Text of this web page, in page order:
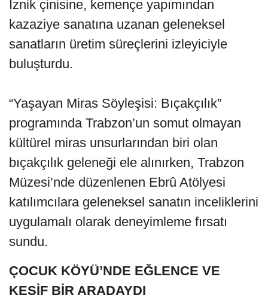
İznik çinisine, kemençe yapımından
kazaziye sanatına uzanan geleneksel
sanatların üretim süreçlerini izleyiciyle
buluşturdu.
“Yaşayan Miras Söyleşisi: Bıçakçılık”
programında Trabzon’un somut olmayan
kültürel miras unsurlarından biri olan
bıçakçılık geleneği ele alınırken, Trabzon
Müzesi’nde düzenlenen Ebrû Atölyesi
katılımcılara geleneksel sanatın inceliklerini
uygulamalı olarak deneyimleme fırsatı
sundu.
ÇOCUK KÖYÜ’NDE EĞLENCE VE
KEŞİF BİR ARADAYDI